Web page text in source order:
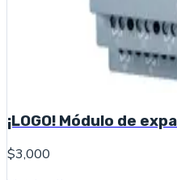
¡LOGO! Módulo de
$3,000